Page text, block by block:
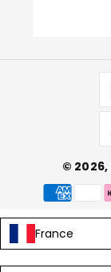
© 2026,
France